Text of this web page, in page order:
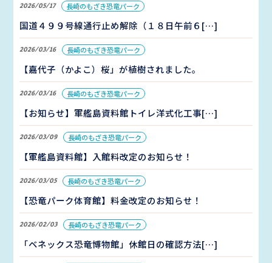
2026/05/17 長崎のもざき恐竜パーク
国道４９９号線通行止め解除（１８日午前６[…]
2026/03/16 長崎のもざき恐竜パーク
【嘉代子（かよこ）桜」が植樹されました。
2026/03/16 長崎のもざき恐竜パーク
【お知らせ】軍艦島資料館トイレ洋式化工事[…]
2026/03/09 長崎のもざき恐竜パーク
【軍艦島資料館】入館料改定のお知らせ！
2026/03/05 長崎のもざき恐竜パーク
【恐竜パーク体育館】料金改定のお知らせ！
2026/02/03 長崎のもざき恐竜パーク
「ベネックス恐竜博物館」休館日の確認方法[…]